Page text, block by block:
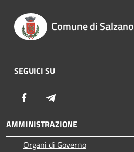
Comune di Salzano
SEGUICI SU
Facebook
AMMINISTRAZIONE
Organi di Governo